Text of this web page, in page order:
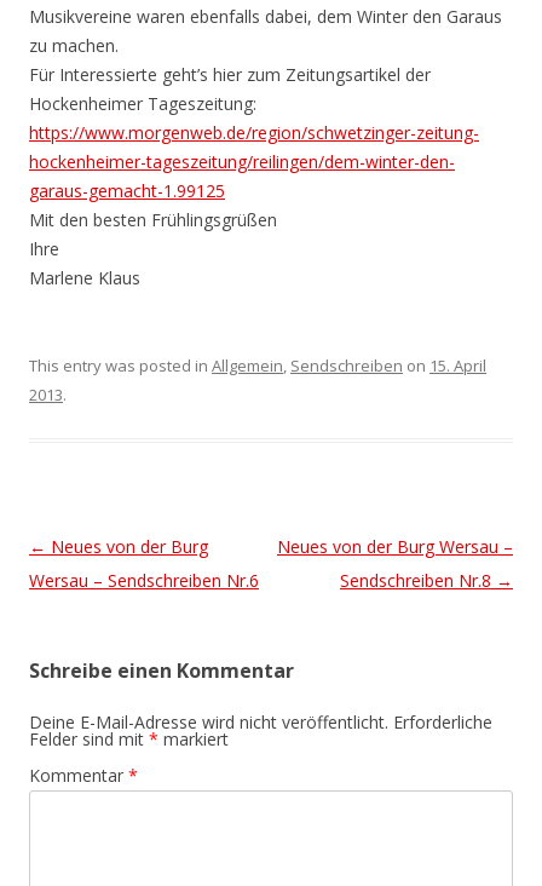
Musikvereine waren ebenfalls dabei, dem Winter den Garaus
zu machen.
Für Interessierte geht’s hier zum Zeitungsartikel der
Hockenheimer Tageszeitung:
https://www.morgenweb.de/region/schwetzinger-zeitung-
hockenheimer-tageszeitung/reilingen/dem-winter-den-
garaus-gemacht-1.99125
Mit den besten Frühlingsgrüßen
Ihre
Marlene Klaus
This entry was posted in Allgemein, Sendschreiben on 15. April
2013.
Post navigation
← Neues von der Burg
Wersau – Sendschreiben Nr.6
Neues von der Burg Wersau –
Sendschreiben Nr.8 →
Schreibe einen Kommentar
Deine E-Mail-Adresse wird nicht veröffentlicht. Erforderliche
Felder sind mit * markiert
Kommentar *